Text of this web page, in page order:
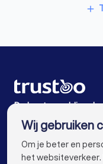
add
De beste
Wij gebruiken
Om je beter en
het websiteverkeer.